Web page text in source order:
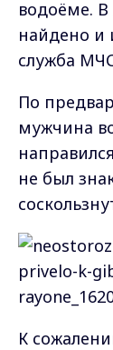
водоёме. В
найдено и
служба
По
мужчина
не был
К